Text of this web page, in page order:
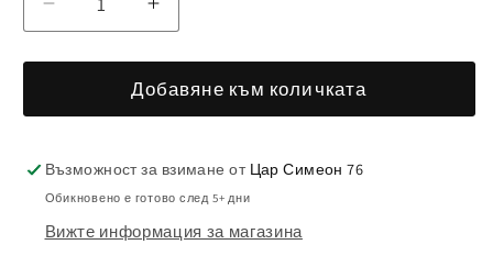
Намаляване
Всички
точки
тук
Увеличаване
за
тук
Добавяне към количката
Възможност за взимане от Цар Симеон 76
Обикновено е готово след 5+ дни
Вижте информация за магазина